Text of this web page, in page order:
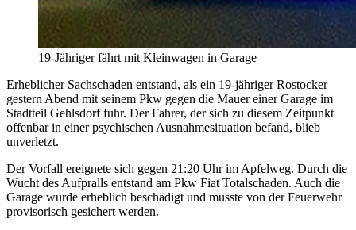
19-Jähriger fährt mit Kleinwagen in Garage
Erheblicher Sachschaden entstand, als ein 19-jähriger Rostocker
gestern Abend mit seinem Pkw gegen die Mauer einer Garage im
Stadtteil Gehlsdorf fuhr. Der Fahrer, der sich zu diesem Zeitpunkt
offenbar in einer psychischen Ausnahmesituation befand, blieb
unverletzt.
Der Vorfall ereignete sich gegen 21:20 Uhr im Apfelweg. Durch die
Wucht des Aufpralls entstand am Pkw Fiat Totalschaden. Auch die
Garage wurde erheblich beschädigt und musste von der Feuerwehr
provisorisch gesichert werden.